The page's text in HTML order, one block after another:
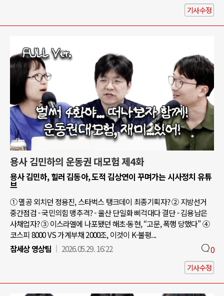
기사수정
용사 김민하의 운동권 대모험 제4화
용사 김민하, 힐러 김동아, 도적 김상연이 꾸며가는 시사정치 유튜
브
① 멸공 외치던 정용진, 스타벅스 탱크데이 최종기획자? ② 지방선거
중간점검 - 국민의힘 맹추격? - 울산 단일화 삐걱대다 결단 - 김용남은
사채업자? ③ 이스라엘에 나포됐던 해초·동현, “고문, 폭행 당했다” ④
코스피 8000 VS 가계부채 2000조, 이것이 K-불평...
참세상 영상팀
2026.05.29. 16:22 0
기사수정